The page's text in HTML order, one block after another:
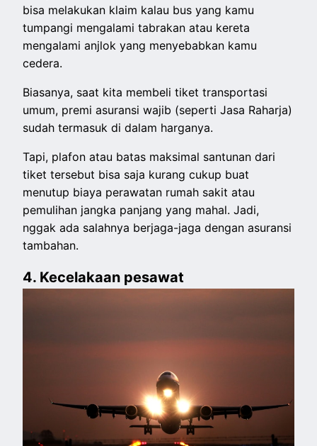
bisa melakukan klaim kalau bus yang kamu
tumpangi mengalami tabrakan atau kereta
mengalami anjlok yang menyebabkan kamu
cedera.
Biasanya, saat kita membeli tiket transportasi
umum, premi asuransi wajib (seperti Jasa Raharja)
sudah termasuk di dalam harganya.
Tapi, plafon atau batas maksimal santunan dari
tiket tersebut bisa saja kurang cukup buat
menutup biaya perawatan rumah sakit atau
pemulihan jangka panjang yang mahal. Jadi,
nggak ada salahnya berjaga-jaga dengan asuransi
tambahan.
4. Kecelakaan pesawat